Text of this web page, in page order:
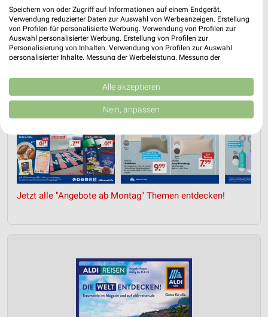
Jetzt alle "Angebote ab Montag" Themen entdecken!
Speichern von oder Zugriff auf Informationen auf einem Endgerät.
Verwendung reduzierter Daten zur Auswahl von Werbeanzeigen. Erstellung
von Profilen für personalisierte Werbung. Verwendung von Profilen zur
Auswahl personalisierter Werbung. Erstellung von Profilen zur
Personalisierung von Inhalten. Verwendung von Profilen zur Auswahl
personalisierter Inhalte. Messung der Werbeleistung. Messung der
Kombinationen von Daten aus verschiedenen Quellen. Entwicklung und
Verbesserung der Angebote. Verwendung reduzierter Daten zur Auswahl
von Inhalten.
Daten können außerhalb der Europäischen Union weitergegeben und in die
Website/App.
Partnerliste anzeigen (1 IAB-Anbieter)
Wir nutzen Ihre Daten für folgende Zwecke:
IAB-Verarbeitungszwecke:
Speichern von oder Zugriff auf Informationen
Erstellung von Profilen für personalisierte
Verwendung von Profilen zur Auswahl
Alle akzeptieren
Nein, anpassen